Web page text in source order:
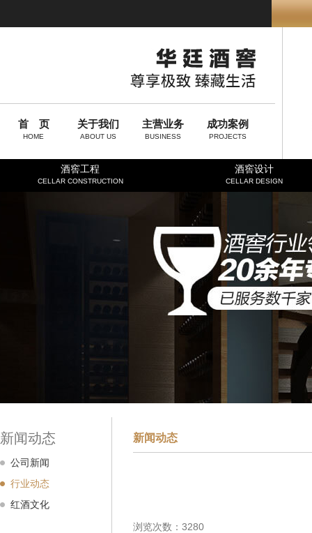
首 页
HOME
关于我们
ABOUT US
主营业务
BUSINESS
成功案例
PROJECTS
酒窖工程
CELLAR CONSTRUCTION
酒窖设计
CELLAR DESIGN
新闻动态
公司新闻
行业动态
红酒文化
新闻动态
浏览次数：3280